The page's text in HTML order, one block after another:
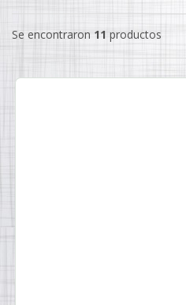
Se encontraron 11 productos